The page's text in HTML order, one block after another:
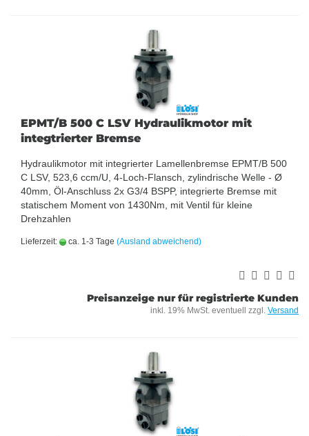
EPMT/B 500 C LSV Hydraulikmotor mit
integtrierter Bremse
Hydraulikmotor mit integrierter Lamellenbremse EPMT/B 500
C LSV, 523,6 ccm/U, 4-Loch-Flansch, zylindrische Welle - Ø
40mm, Öl-Anschluss 2x G3/4 BSPP, integrierte Bremse mit
statischem Moment von 1430Nm, mit Ventil für kleine
Drehzahlen
Lieferzeit: ca. 1-3 Tage (Ausland abweichend)
Preisanzeige nur für registrierte Kunden
inkl. 19% MwSt. eventuell zzgl. Versand